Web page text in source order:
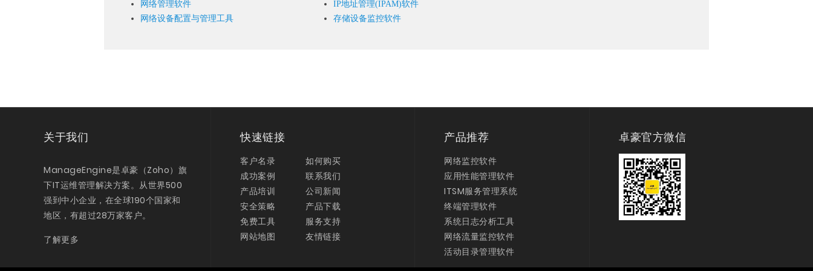
网络管理软件
网络设备配置与管理工具
IP地址管理(IPAM)软件
存储设备监控软件
关于我们
ManageEngine是卓豪（Zoho）旗
下IT运维管理解决方案。从世界500
强到中小企业，在全球190个国家和
地区，有超过28万家客户。
了解更多
快速链接
客户名录
成功案例
产品培训
安全策略
免费工具
网站地图
如何购买
联系我们
公司新闻
产品下载
服务支持
友情链接
产品推荐
网络监控软件
应用性能管理软件
ITSM服务管理系统
终端管理软件
系统日志分析工具
网络流量监控软件
活动目录管理软件
卓豪官方微信